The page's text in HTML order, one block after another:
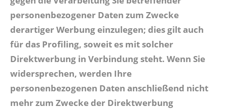
personenbezogener Daten zum Zwecke
derartiger Werbung einzulegen; dies gilt auch
für das Profiling, soweit es mit solcher
Direktwerbung in Verbindung steht. Wenn Sie
widersprechen, werden Ihre
personenbezogenen Daten anschließend nicht
mehr zum Zwecke der Direktwerbung